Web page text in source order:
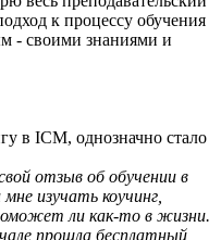
к процессу обучения
- своими знаниями и
в ICM, однозначно стало
отзыв об обучении в
изучать коучинг,
ли как-то в жизни.
прошла бесплатный